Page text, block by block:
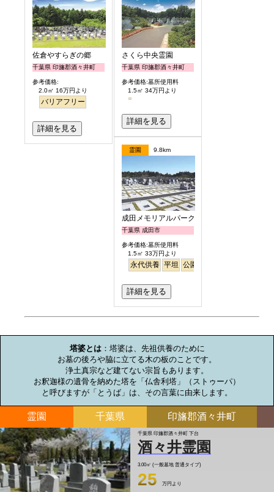
佐倉やすらぎの郷
千葉県 印旛郡酒々井町
参考価格:
2.0㎡ 16万円より
バリアフリー
詳細を見る
さくら中央霊園
千葉県 印旛郡酒々井町
参考価格:墓所使用料
1.5㎡ 34万円より
詳細を見る
霊園 9.8km
成田メモリアルパーク
千葉県 成田市
参考価格:墓所使用料
1.5㎡ 33万円より
永代供養 平坦 公園墓地
詳細を見る
塔婆とは：塔婆は、先祖供養のために
お墓の後ろや脇に立てる木の板のことです。
浄土真宗など建てない宗旨もあります。
お釈迦様の遺骨を納めた塔を「仏舎利塔」（ストゥーパ）
と呼びますが「とうば」は、その言葉に由来します。
霊園 千葉県 印旛郡酒々井町
千葉県 印旛郡酒々井町 下台
酒々井霊園
3.00㎡ (一般墓地 普通タイプ)
25 万円より